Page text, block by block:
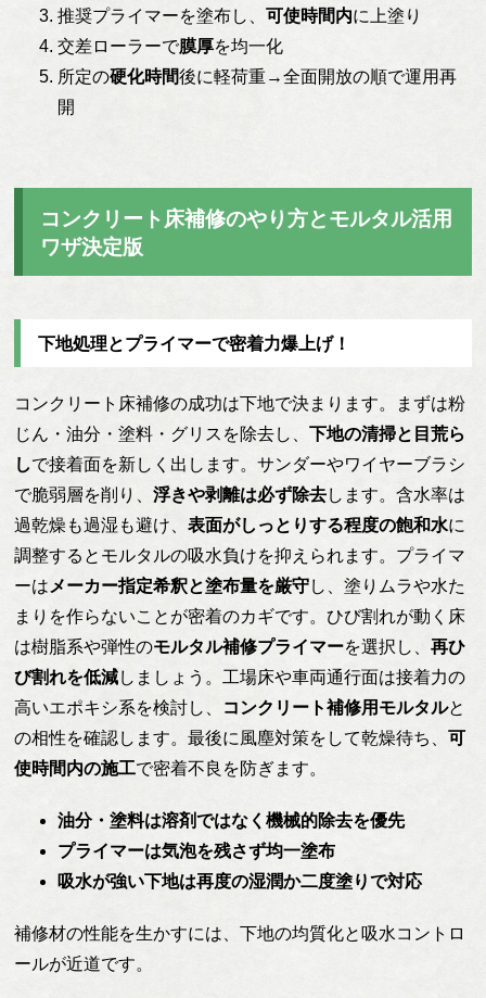
推奨プライマーを塗布し、可使時間内に上塗り
交差ローラーで膜厚を均一化
所定の硬化時間後に軽荷重→全面開放の順で運用再
開
コンクリート床補修のやり方とモルタル活用
ワザ決定版
下地処理とプライマーで密着力爆上げ！
コンクリート床補修の成功は下地で決まります。まずは粉
じん・油分・塗料・グリスを除去し、下地の清掃と目荒ら
しで接着面を新しく出します。サンダーやワイヤーブラシ
で脆弱層を削り、浮きや剥離は必ず除去します。含水率は
過乾燥も過湿も避け、表面がしっとりする程度の飽和水に
調整するとモルタルの吸水負けを抑えられます。プライマ
ーは メーカー指定希釈と塗布量を厳守し、塗りムラや水た
まりを作らないことが密着のカギです。ひび割れが動く床
は樹脂系や弾性のモルタル補修プライマーを選択し、再ひ
び割れを低減しましょう。工場床や車両通行面は接着力の
高いエポキシ系を検討し、 コンクリート補修用モルタルと
の相性を確認します。最後に風塵対策をして乾燥待ち、可
使時間内の施工で密着不良を防ぎます。
油分・塗料は溶剤ではなく機械的除去を優先
プライマーは気泡を残さず均一塗布
吸水が強い下地は再度の湿潤か二度塗りで対応
補修材の性能を生かすには、下地の均質化と吸水コントロ
ールが近道です。